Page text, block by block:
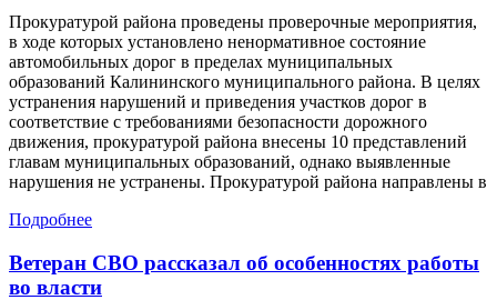
Прокуратурой района проведены проверочные мероприятия,
в ходе которых установлено ненормативное состояние
автомобильных дорог в пределах муниципальных
образований Калининского муниципального района. В целях
устранения нарушений и приведения участков дорог в
соответствие с требованиями безопасности дорожного
движения, прокуратурой района внесены 10 представлений
главам муниципальных образований, однако выявленные
нарушения не устранены. Прокуратурой района направлены в
Подробнее
Ветеран СВО рассказал об особенностях работы
во власти